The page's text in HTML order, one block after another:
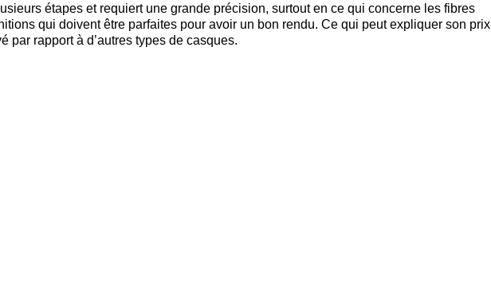
étapes et requiert une grande précision, surtout en ce qui concerne les fibres
qui doivent être parfaites pour avoir un bon rendu. Ce qui peut expliquer son prix
par rapport à d’autres types de casques.